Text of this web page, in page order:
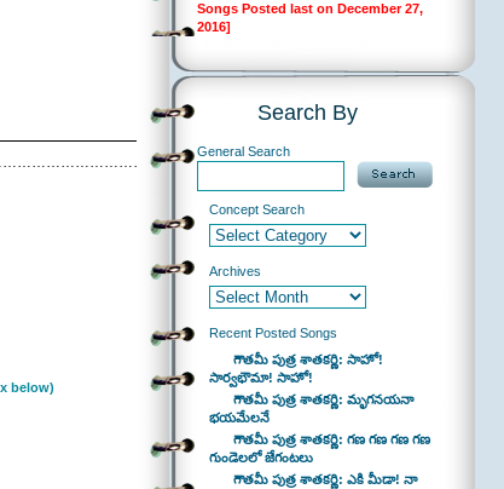
below)
Songs Posted last on December 27,
2016]
Search By
General Search
Concept Search
Archives
Recent Posted Songs
గౌతమీ పుత్ర శాతకర్ణి: సాహో!
సార్వభౌమా! సాహో!
గౌతమీ పుత్ర శాతకర్ణి: మృగనయనా
భయమేలనే
గౌతమీ పుత్ర శాతకర్ణి: గణ గణ గణ గణ
గుండెలలో జేగంటలు
గౌతమీ పుత్ర శాతకర్ణి: ఎకి మీడా! నా